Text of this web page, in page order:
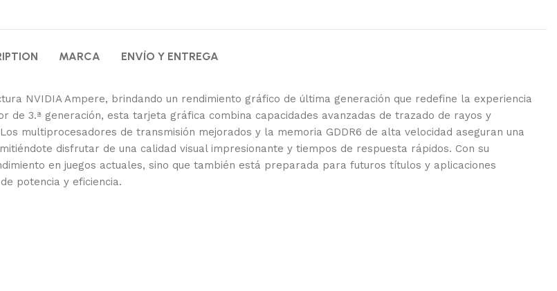
MARCA ENVÍO Y ENTREGA
NVIDIA Ampere, brindando un rendimiento gráfico de última generación que redefine la experiencia
de 3.ª generación, esta tarjeta gráfica combina capacidades avanzadas de trazado de rayos y
multiprocesadores de transmisión mejorados y la memoria GDDR6 de alta velocidad aseguran una
disfrutar de una calidad visual impresionante y tiempos de respuesta rápidos. Con su
en juegos actuales, sino que también está preparada para futuros títulos y aplicaciones
potencia y eficiencia.